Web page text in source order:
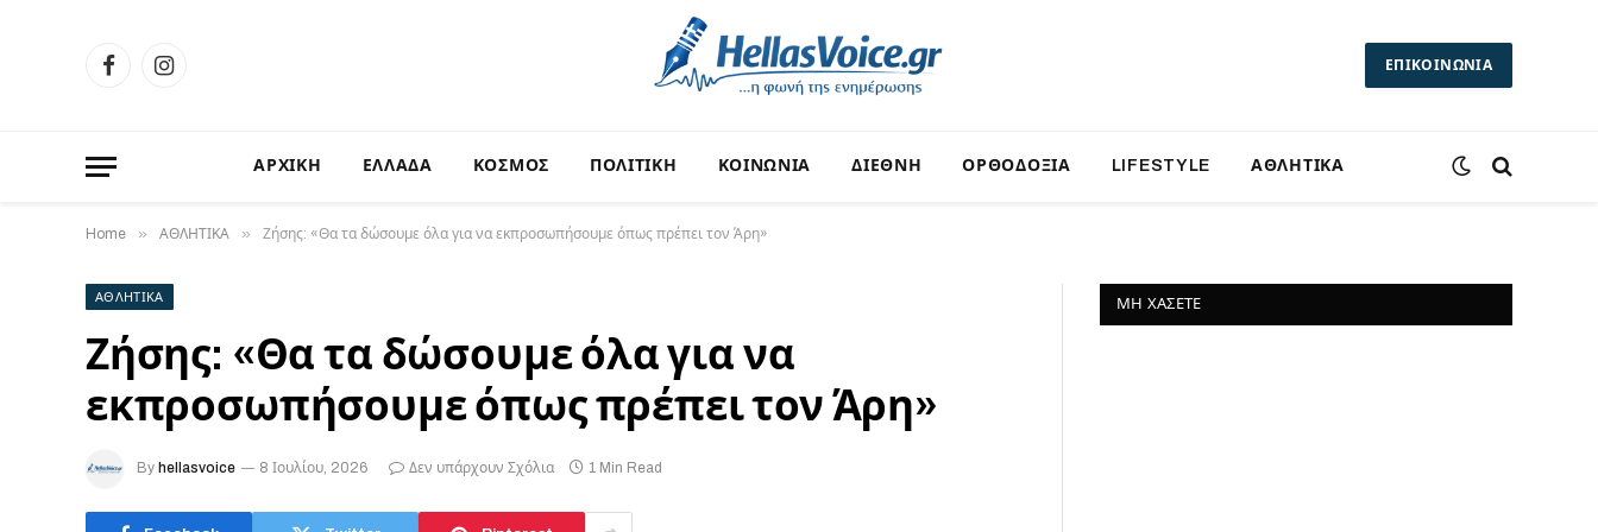
FacebookInstagram ΕΠΙΚΟΙΝΩΝΙΑ
ΑΡΧΙΚΗ ΕΛΛΑΔΑ ΚΟΣΜΟΣ ΠΟΛΙΤΙΚΗ ΚΟΙΝΩΝΙΑ ΔΙΕΘΝΗ ΟΡΘΟΔΟΞΙΑ LIFESTYLE ΑΘΛΗΤΙΚΑ
Home » ΑΘΛΗΤΙΚΑ » Ζήσης: «Θα τα δώσουμε όλα για να εκπροσωπήσουμε όπως πρέπει τον Άρη»
ΑΘΛΗΤΙΚΑ
Ζήσης: «Θα τα δώσουμε όλα για να
εκπροσωπήσουμε όπως πρέπει τον Άρη»
By hellasvoice 8 Ιουλίου, 2026 Δεν υπάρχουν Σχόλια 1 Min Read
ΜΗ ΧΆΣΕΤΕ